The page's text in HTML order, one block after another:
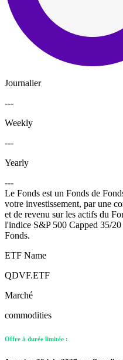
Journalier
---
Weekly
---
Yearly
---
Le Fonds est un Fonds de
votre investissement, par une
et de revenu sur les actifs du
l'indice S&P 500 Capped 35/
Fonds.
ETF Name
QDVF.ETF
Marché
commodities
Offre à durée limitée :